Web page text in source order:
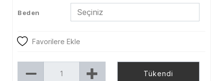
Mont
Ceket
Beden
Favorilere Ekle
Tükendi